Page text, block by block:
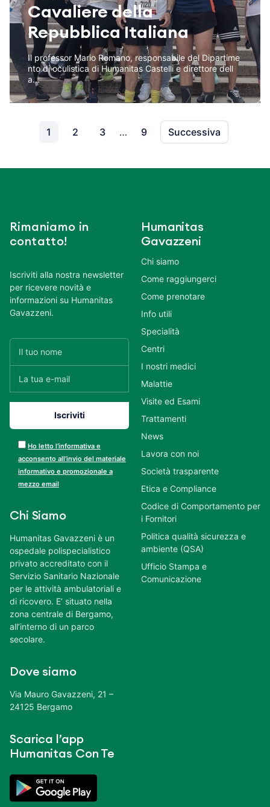
Cavaliere della
Repubblica Italiana
Il professor Mario Romano, responsabile del Dipartime
nto di oculistica di Humanitas Castelli e direttore dell
a...
1 2 3 … 9 Successiva
Rimaniamo in
contatto!
Iscriviti alla nostra newsletter
per ricevere novità e
informazioni su Humanitas
Gavazzeni.
Ho letto l’informativa e
acconsento all’invio del materiale
informativo e promozionale a
mezzo email
Chi Siamo
Humanitas Gavazzeni è un
ospedale polispecialistico
privato accreditato con il
Servizio Sanitario Nazionale
per le attività ambulatoriali e
di ricovero. E’ situato nella
zona centrale di Bergamo,
all’interno di un parco
secolare.
Dove siamo
Via Mauro Gavazzeni, 21 –
24125 Bergamo
Scarica l’app
Humanitas Con Te
Humanitas
Gavazzeni
Chi siamo
Come raggiungerci
Come prenotare
Info utili
Specialità
Centri
I nostri medici
Malattie
Visite ed Esami
Trattamenti
News
Lavora con noi
Società trasparente
Etica e Compliance
Codice di Comportamento per
i Fornitori
Politica qualità sicurezza e
ambiente (QSA)
Ufficio Stampa e
Comunicazione